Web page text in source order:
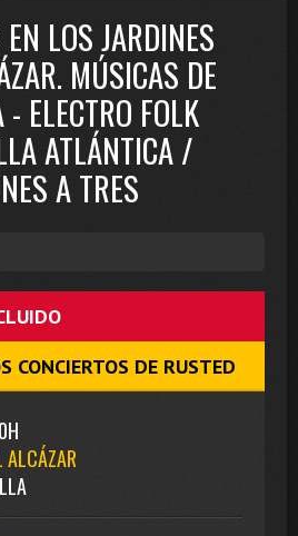
LOS JARDINES
MÚSICAS DE
ELECTRO FOLK
ATLÁNTICA /
A TRES
CONCIERTOS DE RUSTED
ALCÁZAR